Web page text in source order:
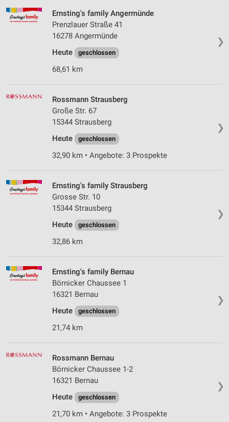
❯
Ernsting's family Angermünde
Prenzlauer Straße 41
16278 Angermünde
Heute
geschlossen
68,61 km
❯
Rossmann Strausberg
Große Str. 67
15344 Strausberg
Heute
geschlossen
32,90 km • Angebote: 3 Prospekte
❯
Ernsting's family Strausberg
Grosse Str. 10
15344 Strausberg
Heute
geschlossen
32,86 km
❯
Ernsting's family Bernau
Börnicker Chaussee 1
16321 Bernau
Heute
geschlossen
21,74 km
❯
Rossmann Bernau
Börnicker Chaussee 1-2
16321 Bernau
Heute
geschlossen
21,70 km • Angebote: 3 Prospekte